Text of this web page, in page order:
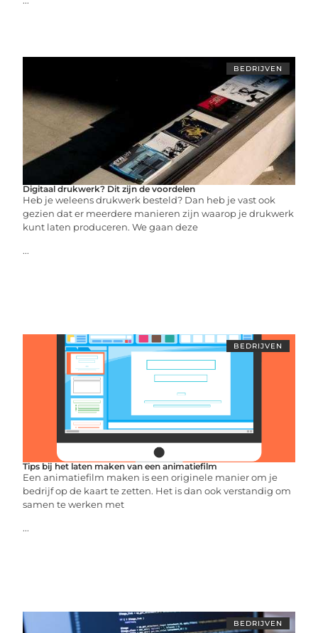
BEDRIJVEN
Digitaal drukwerk? Dit zijn de voordelen
Heb je weleens drukwerk besteld? Dan heb je vast ook
gezien dat er meerdere manieren zijn waarop je drukwerk
kunt laten produceren. We gaan deze
...
BEDRIJVEN
Tips bij het laten maken van een animatiefilm
Een animatiefilm maken is een originele manier om je
bedrijf op de kaart te zetten. Het is dan ook verstandig om
samen te werken met
...
BEDRIJVEN